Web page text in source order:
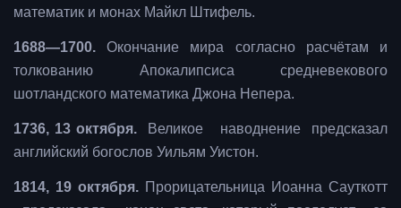
математик и монах Майкл Штифель.
1688—1700. Окончание мира согласно расчётам и
толкованию Апокалипсиса средневекового
шотландского математика Джона Непера.
1736, 13 октября. Великое наводнение предсказал
английский богослов Уильям Уистон.
1814, 19 октября. Прорицательница Иоанна Сауткотт